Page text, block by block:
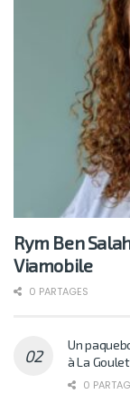
Rym Ben
Viamobile
0 PARTAGES
Un
à La
0